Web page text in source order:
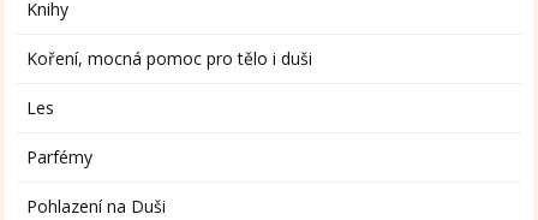
Knihy
Koření, mocná pomoc pro tělo i duši
Les
Parfémy
Pohlazení na Duši